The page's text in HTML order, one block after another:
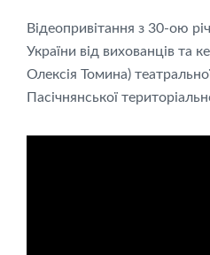
Відеопривітання з 30-ою
України від вихованців та
Олексія Томина)
Пасічнянської